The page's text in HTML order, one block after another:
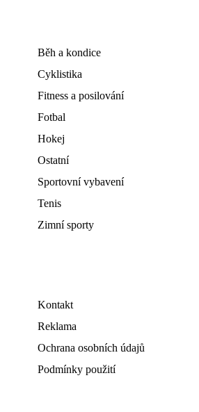
Běh a kondice
Cyklistika
Fitness a posilování
Fotbal
Hokej
Ostatní
Sportovní vybavení
Tenis
Zimní sporty
Kontakt
Reklama
Ochrana osobních údajů
Podmínky použití